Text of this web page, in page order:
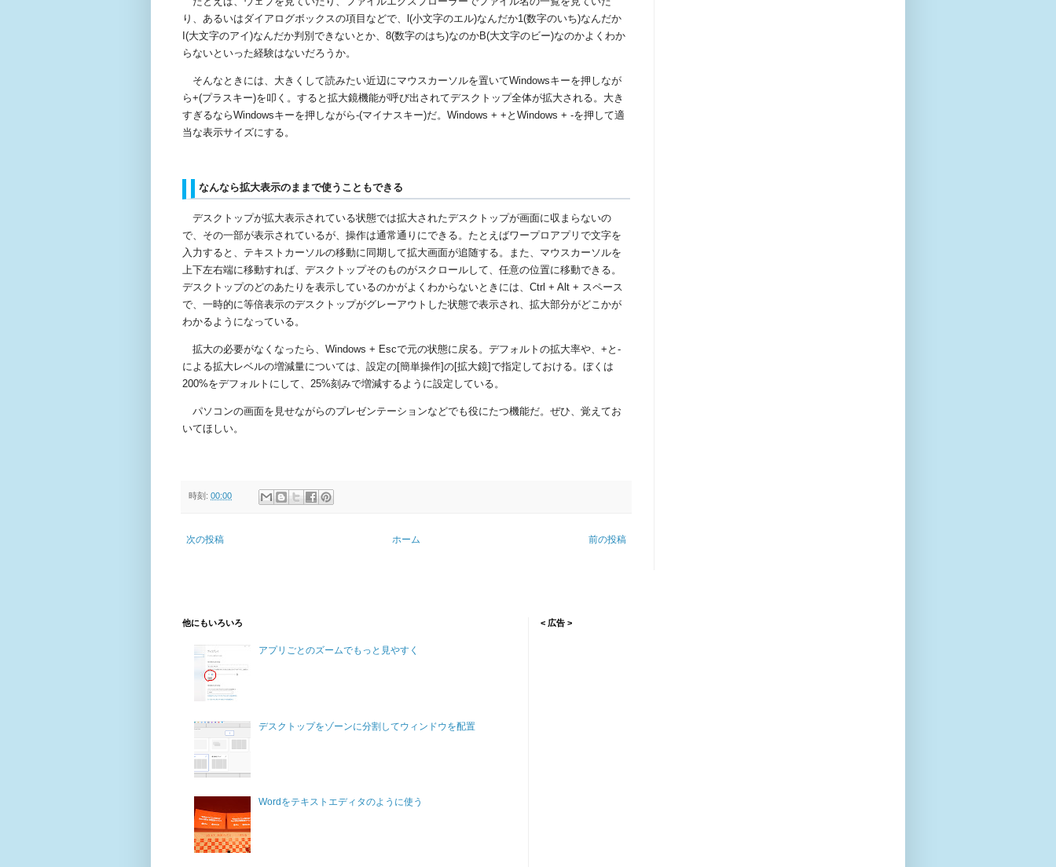
り、あるいはダイアログボックスの項目などで、
l(小文字のエル)なんだか1(数字のいち)なんだか
I(大文字のアイ)なんだか判別できないとか、 8(数字のはち)なのかB(大文字のビー)なのかよくわか
らないといった経験はないだろうか。
そんなときには、大きくして読みたい近辺にマウスカーソルを置いてWindowsキーを押しなが
ら+(プラスキー)を叩く。すると拡大鏡機能が呼び出されてデスクトップ全体が拡大される。大き
すぎるならWindowsキーを押しながら-(マイナスキー)だ。 Windows + + と Windows + -を押して適
当な表示サイズにする。
なんなら拡大表示のままで使うこともできる
デスクトップが拡大表示されている状態では拡大されたデスクトップが画面に収まらないの
で、その一部が表示されているが、操作は通常通りにできる。たとえばワープロアプリで文字を
入力すると、テキストカーソルの移動に同期して拡大画面が追随する。また、マウスカーソルを
上下左右端に移動すれば、デスクトップそのものがスクロールして、任意の位置に移動できる。
デスクトップのどのあたりを表示しているのかがよくわからないときには、 Ctrl + Alt + スペース
で、一時的に等倍表示のデスクトップがグレーアウトした状態で表示され、拡大部分がどこかが
わかるようになっている。
拡大の必要がなくなったら、 Windows + Escで元の状態に戻る。デフォルトの拡大率や、 + と -
による拡大レベルの増減量については、設定の[簡単操作]の[拡大鏡]で指定しておける。ぼくは
200%をデフォルトにして、 25%刻みで増減するように設定している。
パソコンの画面を見せながらのプレゼンテーションなどでも役にたつ機能だ。ぜひ、覚えてお
いてほしい。
時刻: 00:00
次の投稿 前の投稿
ホーム
他にもいろいろ
アプリごとのズームでもっと見やすく
デスクトップをゾーンに分割してウィンドウを配置
Wordをテキストエディタのように使う
< 広告 >